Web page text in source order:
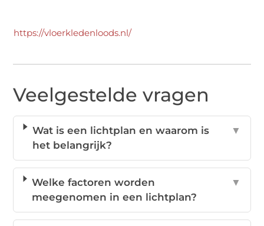
https://vloerkledenloods.nl/
Veelgestelde vragen
Wat is een lichtplan en waarom is
het belangrijk?
▼
Welke factoren worden
meegenomen in een lichtplan?
▼